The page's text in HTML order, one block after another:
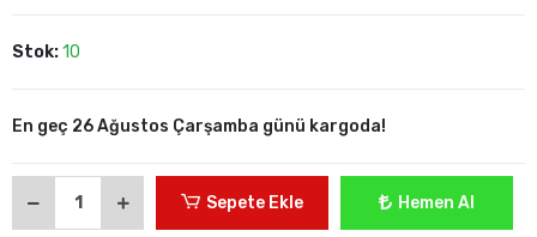
Stok:10
En geç 26 Ağustos Çarşamba günü kargoda!
Sepete Ekle Hemen Al